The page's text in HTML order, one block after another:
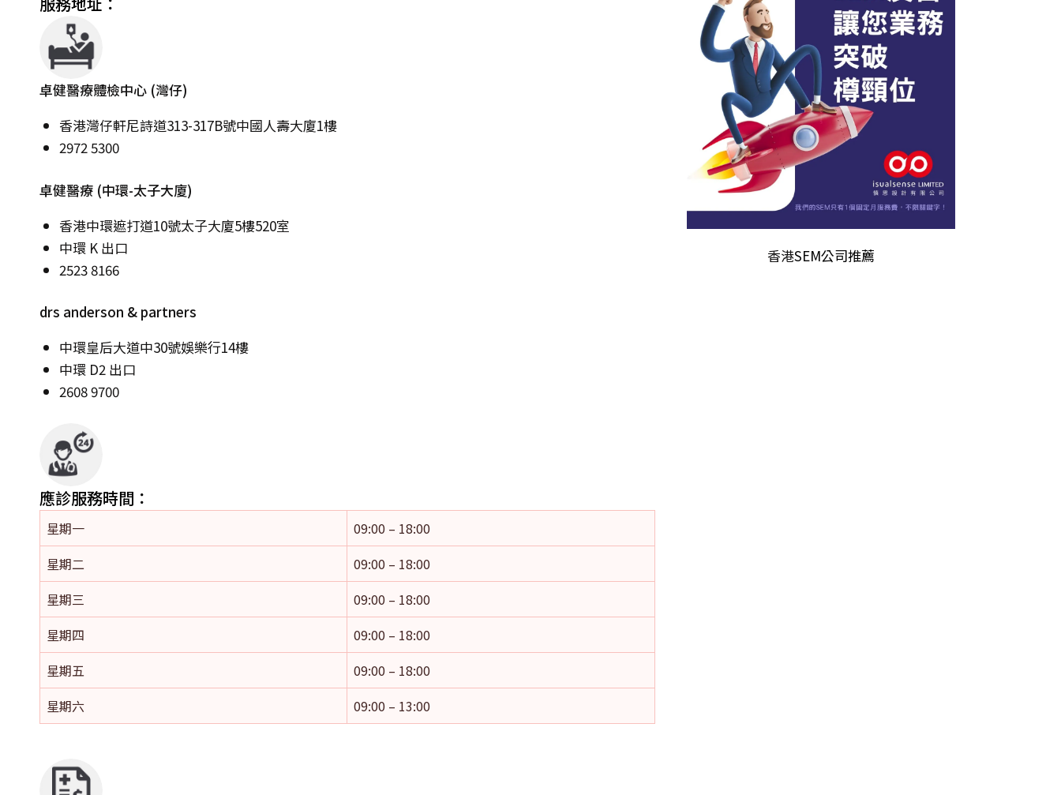
卓健醫療體檢中心 (灣仔)
香港灣仔軒尼詩道313-317B號中國人壽大廈1樓
2972 5300
卓健醫療 (中環-太子大廈)
香港中環遮打道10號太子大廈5樓520室
中環 K 出口
2523 8166
drs anderson & partners
中環皇后大道中30號娛樂行14樓
中環 D2 出口
2608 9700
應診服務時間：
星期一
09:00 – 18:00
星期二
09:00 – 18:00
星期三
09:00 – 18:00
星期四
09:00 – 18:00
星期五
09:00 – 18:00
星期六
09:00 – 13:00
香港SEM公司推薦